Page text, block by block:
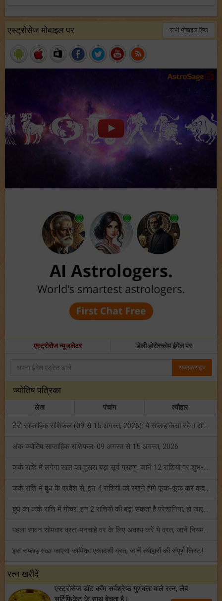
एस्ट्रोसेज मोबाइल पर सभी मोबाइल ऍप्स
एस्ट्रोसेज न्यूजलेटर डेली होरोस्कोप ईमेल पर
सब्सक्राइब
ज्योतिष पत्रिका
लेख पंचांग त्यौहार
टैरो साप्ताहिक राशिफल (09 से 15 अगस्त, 2026): ये सप्ताह कैसा रहेगा आपके लिए? जानें!
अंक ज्योतिष साप्ताहिक राशिफल: 09 अगस्त से 15 अगस्त, 2026
कर्क राशि में लगेगा साल का दूसरा बड़ा सूर्य ग्रहण: जानें 12 राशियों पर शुभ-अशुभ प्रभाव!
कर्क राशि में बुध के प्रवेश से, इन 4 राशियों को रखने होंगे फूंक-फूंक कर कदम!
बुध का कर्क राशि में गोचर: इन 2 राशियों की बढ़ा सकता है परेशानियां, हो जाएं सावधान!
पहला सावन सोमवार व्रत: मनचाहे वर के लिए अवश्य करें ये व्रत, जानें नियम एवं पूजा विधि!
इस सप्ताह रखा जाएगा कामिका एकादशी व्रत, जानें त्योहारों की संपूर्ण लिस्ट!
रत्न खरीदें
एस्ट्रोसेज डॉट कॉम सर्वश्रेष्ठ गुणवत्ता वाले रत्न, लैब
सर्टिफिकेट के साथ बेचता है।